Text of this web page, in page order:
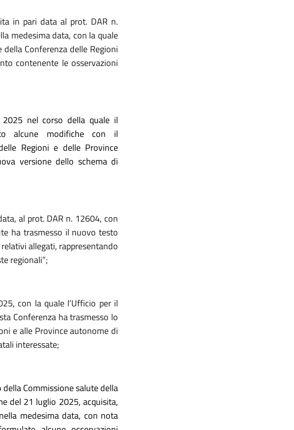
in pari data al prot. DAR n.
medesima data, con la quale
Conferenza delle Regioni
contenente le osservazioni
nel corso della quale il
alcune modifiche con il
Regioni e delle Province
versione dello schema di
al prot. DAR n. 12604, con
ha trasmesso il nuovo testo
allegati, rappresentando
regionali”;
con la quale l’Ufficio per il
Conferenza ha trasmesso lo
e alle Province autonome di
interessate;
Commissione salute della
del 21 luglio 2025, acquisita,
medesima data, con nota